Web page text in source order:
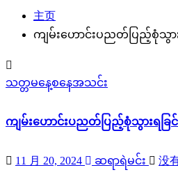
主页
ကျမ်းဟောင်းပညတ်ပြည့်စုံသွာ
သတ္တမနေ့စနေအသင်း
ကျမ်းဟောင်းပညတ်ပြည့်စုံသွားရခ
11 月 20, 2024 ဆရာရဲမင်း 没